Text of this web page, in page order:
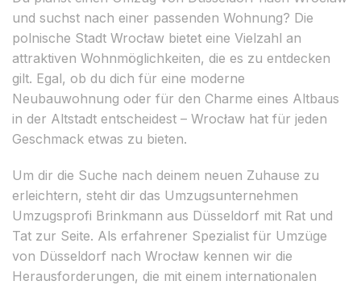
und suchst nach einer passenden Wohnung? Die
polnische Stadt Wrocław bietet eine Vielzahl an
attraktiven Wohnmöglichkeiten, die es zu entdecken
gilt. Egal, ob du dich für eine moderne
Neubauwohnung oder für den Charme eines Altbaus
in der Altstadt entscheidest – Wrocław hat für jeden
Geschmack etwas zu bieten.
Um dir die Suche nach deinem neuen Zuhause zu
erleichtern, steht dir das Umzugsunternehmen
Umzugsprofi Brinkmann aus Düsseldorf mit Rat und
Tat zur Seite. Als erfahrener Spezialist für Umzüge
von Düsseldorf nach Wrocław kennen wir die
Herausforderungen, die mit einem internationalen